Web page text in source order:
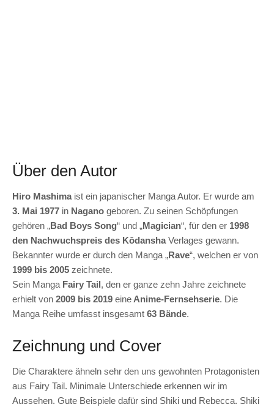
Über den Autor
Hiro Mashimaist ein japanischer Manga Autor. Er wurde am
3. Mai 1977 in Nagano geboren. Zu seinen Schöpfungen
gehören „Bad Boys Song“ und „Magician“, für den er 1998
den Nachwuchspreis des KōdanshaVerlages gewann.
Bekannter wurde er durch den Manga „Rave“, welchen er von
1999 bis 2005 zeichnete.
Sein Manga Fairy Tail, den er ganze zehn Jahre zeichnete
erhielt von 2009 bis 2019 eine Anime-Fernsehserie. Die
Manga Reihe umfasst insgesamt 63 Bände.
Zeichnung und Cover
Die Charaktere ähneln sehr den uns gewohnten Protagonisten
aus Fairy Tail. Minimale Unterschiede erkennen wir im
Aussehen. Gute Beispiele dafür sind Shiki und Rebecca. Shiki